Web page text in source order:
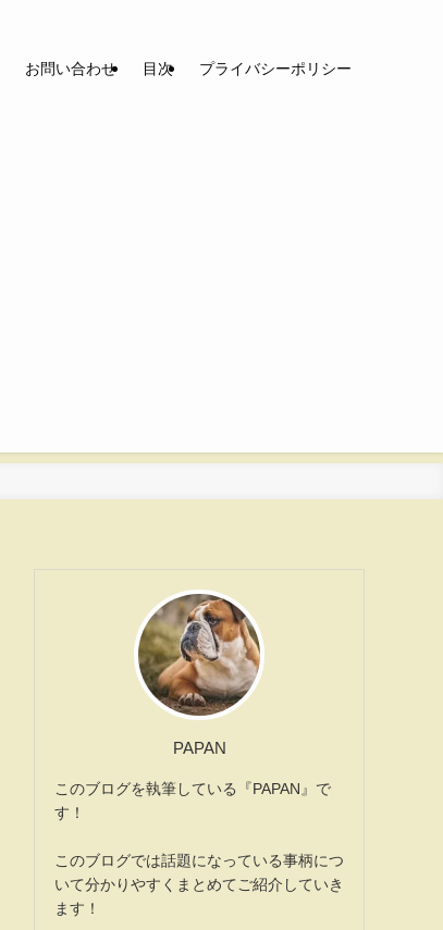
お問い合わせ 目次 プライバシーポリシー
PAPAN
このブログを執筆している『PAPAN』で
す！
このブログでは話題になっている事柄につ
いて分かりやすくまとめてご紹介していき
ます！